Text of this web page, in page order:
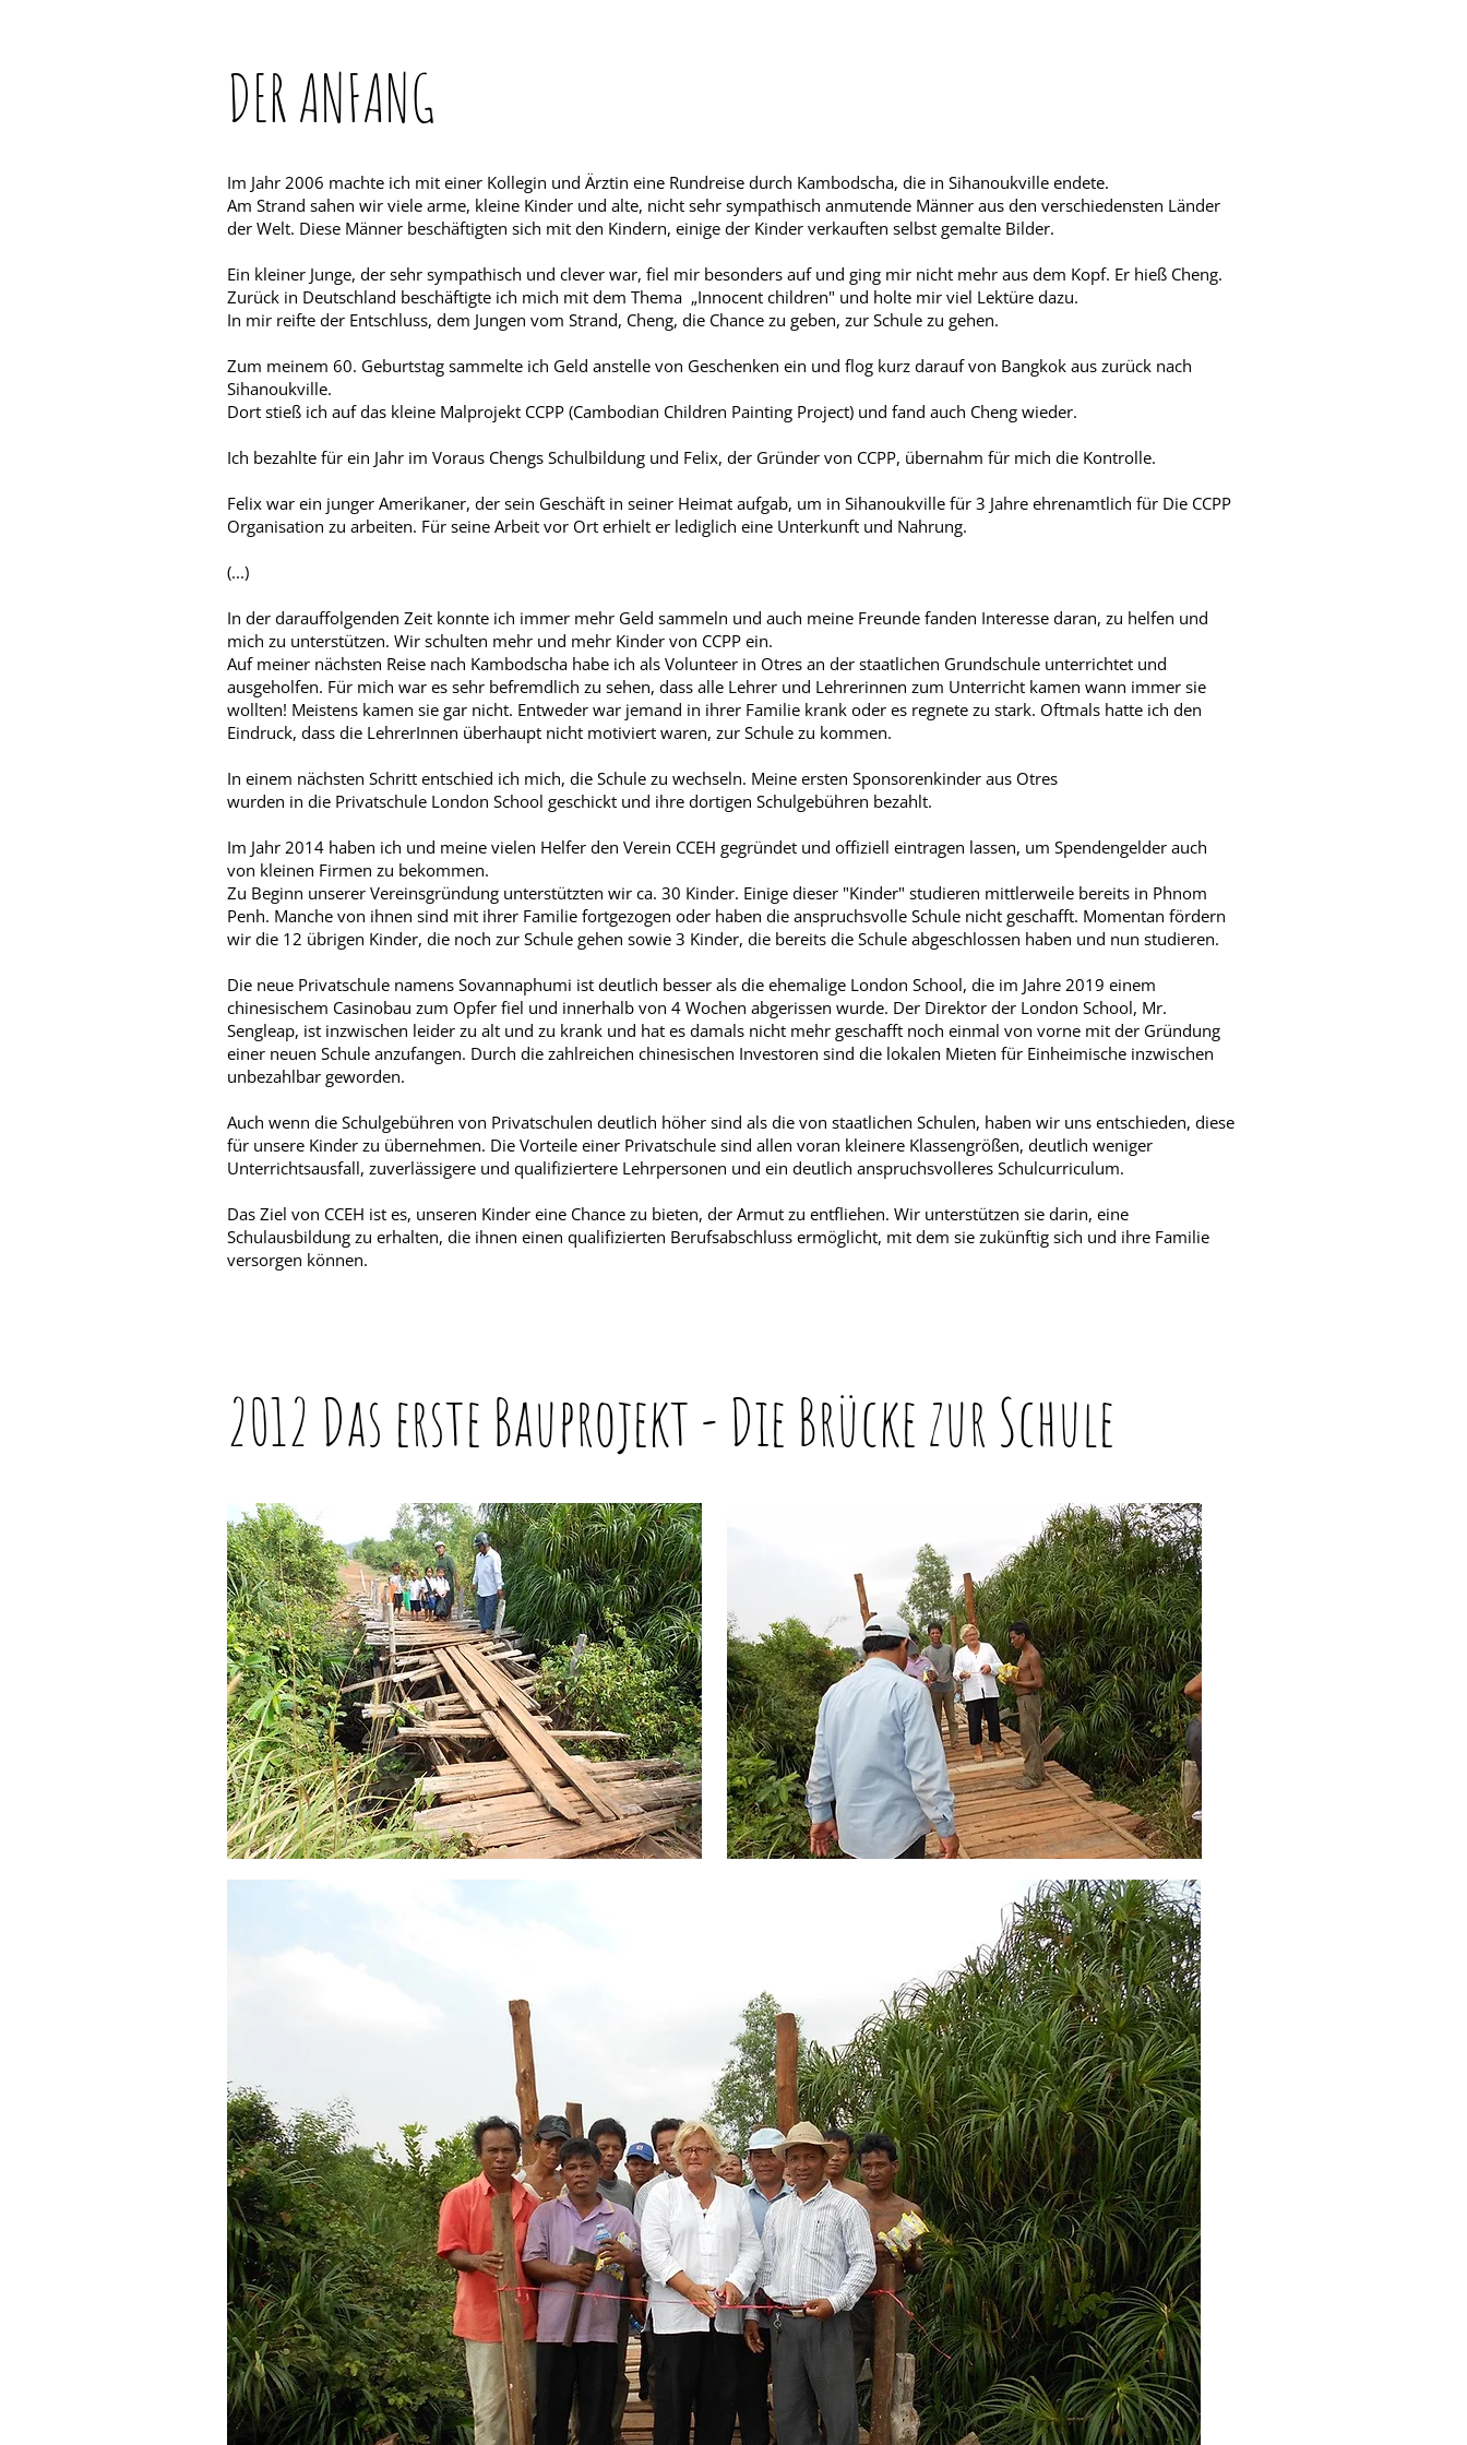
DER ANFANG
Im Jahr 2006 machte ich mit einer Kollegin und Ärztin eine Rundreise durch Kambodscha, die in Sihanoukville endete.
Am Strand sahen wir viele arme, kleine Kinder und alte, nicht sehr sympathisch anmutende Männer aus den verschiedensten Länder
der Welt. Diese Männer beschäftigten sich mit den Kindern, einige der Kinder verkauften selbst gemalte Bilder.
Ein kleiner Junge, der sehr sympathisch und clever war, fiel mir besonders auf und ging mir nicht mehr aus dem Kopf. Er hieß Cheng.
Zurück in Deutschland beschäftigte ich mich mit dem Thema „Innocent children" und holte mir viel Lektüre dazu.
In mir reifte der Entschluss, dem Jungen vom Strand, Cheng, die Chance zu geben, zur Schule zu gehen.
Zum meinem 60. Geburtstag sammelte ich Geld anstelle von Geschenken ein und flog kurz darauf von Bangkok aus zurück nach
Sihanoukville.
Dort stieß ich auf das kleine Malprojekt CCPP (Cambodian Children Painting Project) und fand auch Cheng wieder.
Ich bezahlte für ein Jahr im Voraus Chengs Schulbildung und Felix, der Gründer von CCPP, übernahm für mich die Kontrolle.
Felix war ein junger Amerikaner, der sein Geschäft in seiner Heimat aufgab, um in Sihanoukville für 3 Jahre ehrenamtlich für Die CCPP
Organisation zu arbeiten. Für seine Arbeit vor Ort erhielt er lediglich eine Unterkunft und Nahrung.
(...)
In der darauffolgenden Zeit konnte ich immer mehr Geld sammeln und auch meine Freunde fanden Interesse daran, zu helfen und
mich zu unterstützen. Wir schulten mehr und mehr Kinder von CCPP ein.
Auf meiner nächsten Reise nach Kambodscha habe ich als Volunteer in Otres an der staatlichen Grundschule unterrichtet und
ausgeholfen. Für mich war es sehr befremdlich zu sehen, dass alle Lehrer und Lehrerinnen zum Unterricht kamen wann immer sie
wollten! Meistens kamen sie gar nicht. Entweder war jemand in ihrer Familie krank oder es regnete zu stark. Oftmals hatte ich den
Eindruck, dass die LehrerInnen überhaupt nicht motiviert waren, zur Schule zu kommen.
In einem nächsten Schritt entschied ich mich, die Schule zu wechseln. Meine ersten Sponsorenkinder aus Otres
wurden in die Privatschule London School geschickt und ihre dortigen Schulgebühren bezahlt.
Im Jahr 2014 haben ich und meine vielen Helfer den Verein CCEH gegründet und offiziell eintragen lassen, um Spendengelder auch
von kleinen Firmen zu bekommen.
Zu Beginn unserer Vereinsgründung unterstützten wir ca. 30 Kinder. Einige dieser "Kinder" studieren mittlerweile bereits in Phnom
Penh. Manche von ihnen sind mit ihrer Familie fortgezogen oder haben die anspruchsvolle Schule nicht geschafft. Momentan fördern
wir die 12 übrigen Kinder, die noch zur Schule gehen sowie 3 Kinder, die bereits die Schule abgeschlossen haben und nun studieren.
Die neue Privatschule namens Sovannaphumi ist deutlich besser als die ehemalige London School, die im Jahre 2019 einem
chinesischem Casinobau zum Opfer fiel und innerhalb von 4 Wochen abgerissen wurde. Der Direktor der London School, Mr.
Sengleap, ist inzwischen leider zu alt und zu krank und hat es damals nicht mehr geschafft noch einmal von vorne mit der Gründung
einer neuen Schule anzufangen. Durch die zahlreichen chinesischen Investoren sind die lokalen Mieten für Einheimische inzwischen
unbezahlbar geworden.
Auch wenn die Schulgebühren von Privatschulen deutlich höher sind als die von staatlichen Schulen, haben wir uns entschieden, diese
für unsere Kinder zu übernehmen. Die Vorteile einer Privatschule sind allen voran kleinere Klassengrößen, deutlich weniger
Unterrichtsausfall, zuverlässigere und qualifiziertere Lehrpersonen und ein deutlich anspruchsvolleres Schulcurriculum.
Das Ziel von CCEH ist es, unseren Kinder eine Chance zu bieten, der Armut zu entfliehen. Wir unterstützen sie darin, eine
Schulausbildung zu erhalten, die ihnen einen qualifizierten Berufsabschluss ermöglicht, mit dem sie zukünftig sich und ihre Familie
versorgen können.
2012 Das erste Bauprojekt - Die Brücke zur Schule